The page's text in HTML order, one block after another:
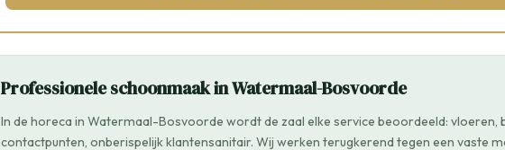
Professionele schoonmaak in Watermaal-Bosvoorde
In de horeca in Watermaal-Bosvoorde wordt de zaal elke service beoordeeld: vloeren,
contactpunten, onberispelijk klantensanitair. Wij werken terugkerend tegen een vaste